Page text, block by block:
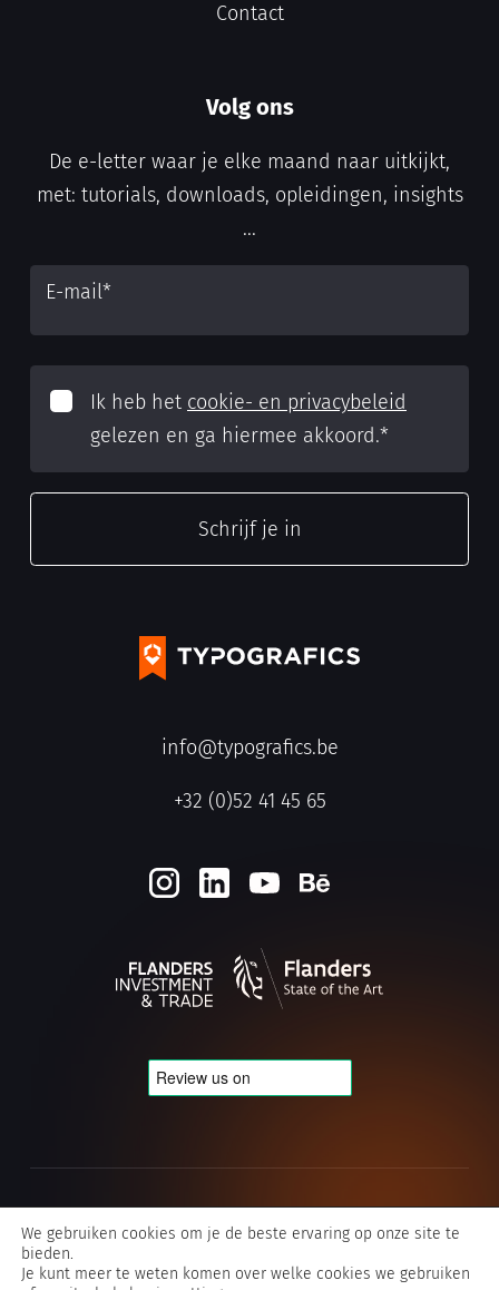
info@typografics.be
+32 (0)52 41 45 65
Contact
Volg ons
De e-letter waar je elke maand naar uitkijkt,
met: tutorials, downloads, opleidingen, insights
...
E-mail*
Ik heb het cookie- en privacybeleid
gelezen en ga hiermee akkoord.*
Algemene voorwaarden Typografics
We gebruiken cookies om je de beste ervaring op onze site te
bieden.
Je kunt meer te weten komen over welke cookies we gebruiken